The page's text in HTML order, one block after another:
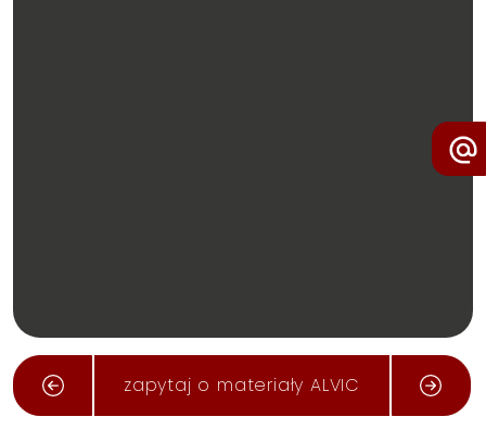
zapytaj o materiały ALVIC